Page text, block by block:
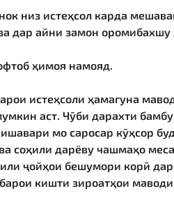
низ истеҳсол карда
дар айни замон
ҳимоя намояд.
истеҳсоли ҳамагуна
аст. Чӯби дарахти
мо саросар кӯҳсор
соҳили дарёву чашмаҳо
ҷойҳои бешумори корӣ
кишти зироатҳои